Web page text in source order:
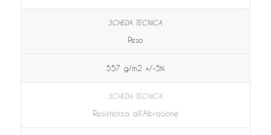
Peso
557 g/m2 +/-5%
Resistenza all’Abrasione